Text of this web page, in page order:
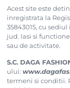
Acest site este
inregistrata la
35843015, cu
jud. Iasi si
sau de activitate.
S.C. DAGA
ului:
termeni si conditii.